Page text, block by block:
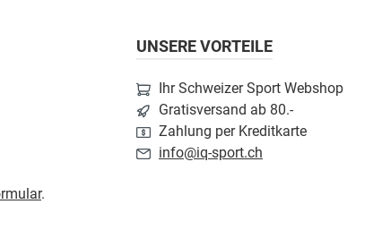
.
UNSERE VORTEILE
Ihr Schweizer Sport Webshop
Gratisversand ab 80.-
Zahlung per Kreditkarte
info@iq-sport.ch